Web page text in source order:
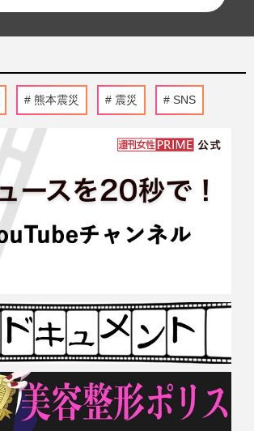
熊本震災 震災 SNS